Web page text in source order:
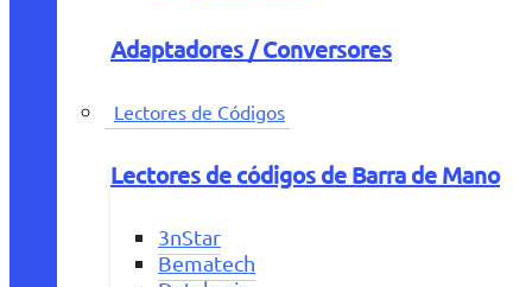
Adaptadores / Conversores
Lectores de Códigos
Lectores de códigos de Barra de Mano
3nStar
Bematech